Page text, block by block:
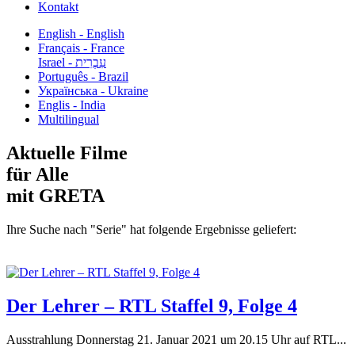
Kontakt
English - English
Français - France
עִבְרִית - Israel
Português - Brazil
Українська - Ukraine
Englis - India
Multilingual
Aktuelle Filme
für Alle
mit GRETA
Ihre Suche nach "Serie" hat folgende Ergebnisse geliefert:
Der Lehrer – RTL Staffel 9, Folge 4
Ausstrahlung Donnerstag 21. Januar 2021 um 20.15 Uhr auf RTL...